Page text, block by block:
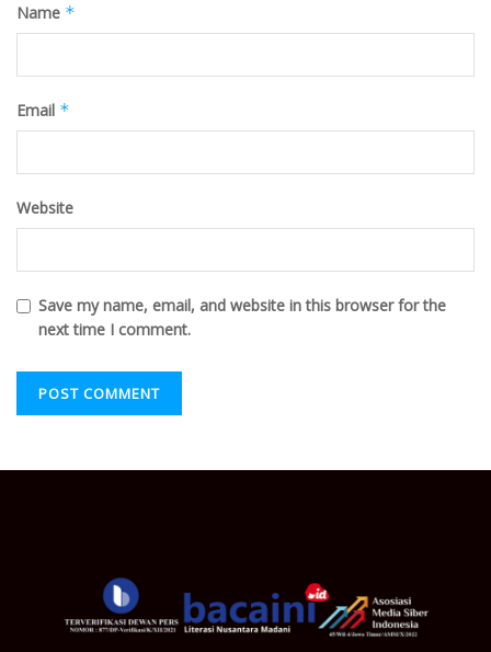
Name *
Email *
Website
Save my name, email, and website in this browser for the
next time I comment.